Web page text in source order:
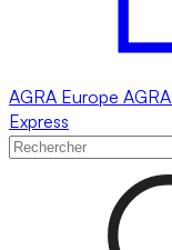
AGRA Europe AGRA
Express